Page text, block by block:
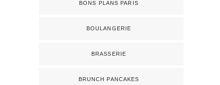
BONS PLANS PARIS
BOULANGERIE
BRASSERIE
BRUNCH PANCAKES